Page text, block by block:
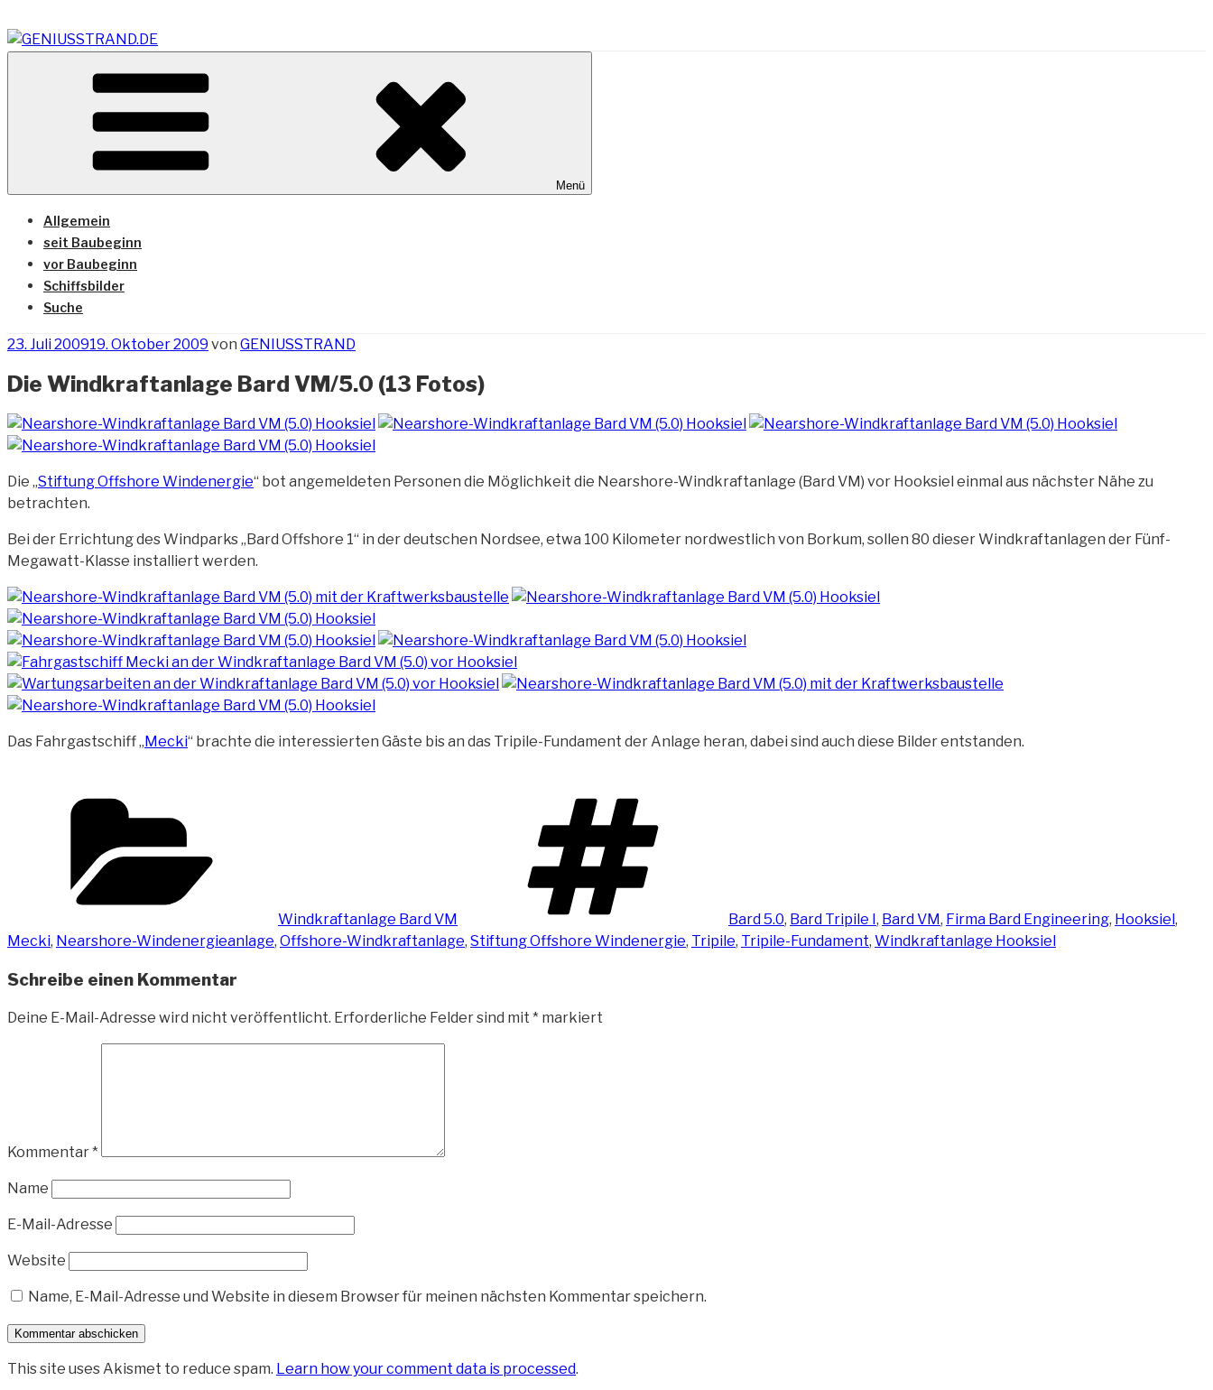
Inhalt
springen
GENIUSSTRAND.DE
Vom Geniusstrand zum JadeWeserPort/Container Terminal Wilhelmshaven
Menü
Allgemein
seit Baubeginn
vor Baubeginn
Schiffsbilder
Suche
Veröffentlicht
23. Juli 200919. Oktober 2009 von GENIUSSTRAND
Die Windkraftanlage Bard VM/5.0 (13 Fotos)
Die „Stiftung Offshore Windenergie“ bot angemeldeten Personen die Möglichkeit die Nearshore-Windkraftanlage (Bard VM) vor Hooksiel einmal aus nächster Nähe zu
betrachten.
Bei der Errichtung des Windparks „Bard Offshore 1“ in der deutschen Nordsee, etwa 100 Kilometer nordwestlich von Borkum, sollen 80 dieser Windkraftanlagen der Fünf-
Megawatt-Klasse installiert werden.
Das Fahrgastschiff „Mecki“ brachte die interessierten Gäste bis an das Tripile-Fundament der Anlage heran, dabei sind auch diese Bilder entstanden.
Windkraftanlage Bard VM Bard 5.0, Bard Tripile I, Bard VM, Firma Bard Engineering, Hooksiel,
Mecki, Nearshore-Windenergieanlage, Offshore-Windkraftanlage, Stiftung Offshore Windenergie, Tripile, Tripile-Fundament, Windkraftanlage Hooksiel
Schreibe einen Kommentar
Deine E-Mail-Adresse wird nicht veröffentlicht. Erforderliche Felder sind mit * markiert
Kommentar*
Name
E-Mail-Adresse
Website
Name, E-Mail-Adresse und Website in diesem Browser für meinen nächsten Kommentar speichern.
This site uses Akismet to reduce spam. Learn how your comment data is processed.